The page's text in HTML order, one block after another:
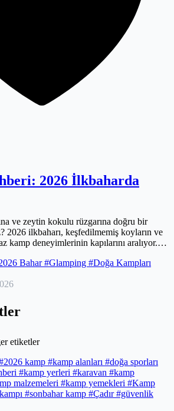
2026 İlkbaharda
ve zeytin kokulu rüzgarına doğru bir
2026 ilkbaharı, keşfedilmemiş koyların ve
kamp deneyimlerinin kapılarını aralıyor.
heyecanını fısıldayacak. İster lüks bir
ister denize sıfır bir kampta güneşi
evlerde konaklayın; Ege'nin saklı hazineleri
seçeneğini bulup, bu topraklarda
ne dersiniz?
Bahar#Glamping #Doğa Kampları
etiketler
kamp #kamp alanları #doğa sporları
#kamp yerleri #karavan #kamp
malzemeleri #kamp yemekleri #Kamp
#sonbahar kamp #Çadır#güvenlik